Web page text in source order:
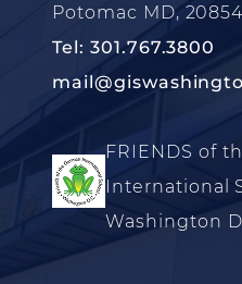
Potomac MD, 20854
Tel: 301.767.3800
FRIENDS of
International
Washington